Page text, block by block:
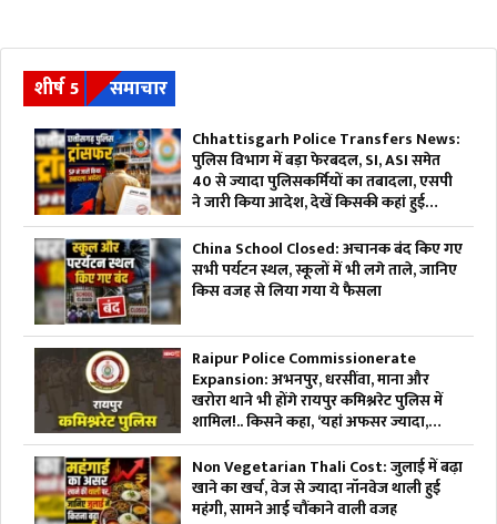
शीर्ष 5 समाचार
Chhattisgarh Police Transfers News:
पुलिस विभाग में बड़ा फेरबदल, SI, ASI समेत
40 से ज्यादा पुलिसकर्मियों का तबादला, एसपी
ने जारी किया आदेश, देखें किसकी कहां हुई
तैनाती
China School Closed: अचानक बंद किए गए
सभी पर्यटन स्थल, स्कूलों में भी लगे ताले, जानिए
किस वजह से लिया गया ये फैसला
Raipur Police Commissionerate
Expansion: अभनपुर, धरसींवा, माना और
खरोरा थाने भी होंगे रायपुर कमिश्नरेट पुलिस में
शामिल!.. किसने कहा, ‘यहां अफसर ज्यादा,
जवान काम?’.. पढ़ें
Non Vegetarian Thali Cost: जुलाई में बढ़ा
खाने का खर्च, वेज से ज्यादा नॉनवेज थाली हुई
महंगी, सामने आई चौंकाने वाली वजह